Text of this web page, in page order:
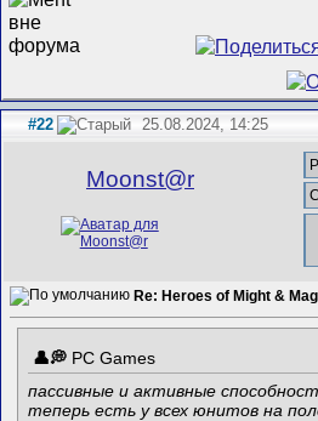
#22 25.08.2024, 14:25
Mооnst@r
Re: Heroes of Might &
PC Games
пассивные и активные
теперь есть у всех юнитов на